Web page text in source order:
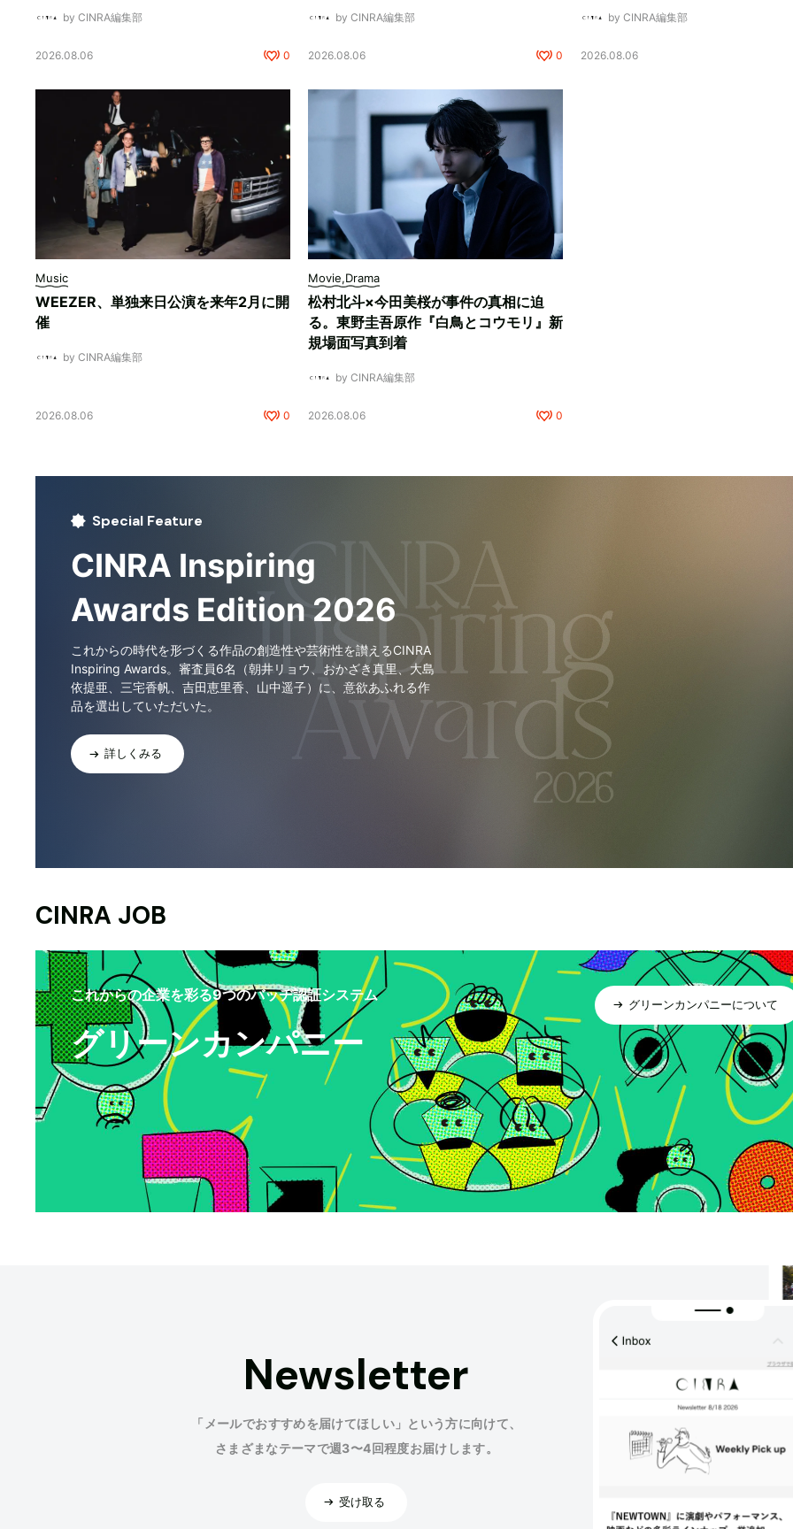
by CINRA編集部
2026.08.06 0
by CINRA編集部
2026.08.06 0
by CINRA編集部
2026.08.06
Music
WEEZER、単独来日公演を来年2月に開
催
by CINRA編集部
2026.08.06 0
Movie,Drama
松村北斗×今田美桜が事件の真相に迫
る。東野圭吾原作『白鳥とコウモリ』新
規場面写真到着
by CINRA編集部
2026.08.06 0
Special Feature
CINRA Inspiring
Awards Edition 2026
これからの時代を形づくる作品の創造性や芸術性を讃えるCINRA
Inspiring Awards。審査員6名（朝井リョウ、おかざき真里、大島
依提亜、三宅香帆、吉田恵里香、山中遥子）に、意欲あふれる作
品を選出していただいた。
詳しくみる
CINRA JOB
これからの企業を彩る9つのバッヂ認証システム
グリーンカンパニー
グリーンカンパニーについて
Newsletter
「メールでおすすめを届けてほしい」という方に向けて、
さまざまなテーマで週3〜4回程度お届けします。
受け取る